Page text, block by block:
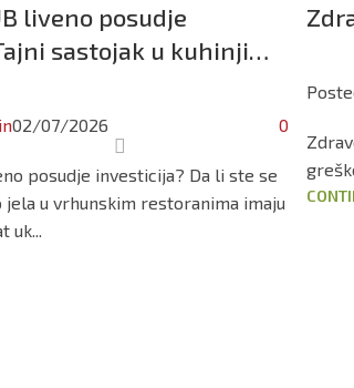
liveno posudje
sastojak u kuhinji…
02/07/2026 0
posudje investicija? Da li ste se
u vrhunskim restoranima imaju
uk...